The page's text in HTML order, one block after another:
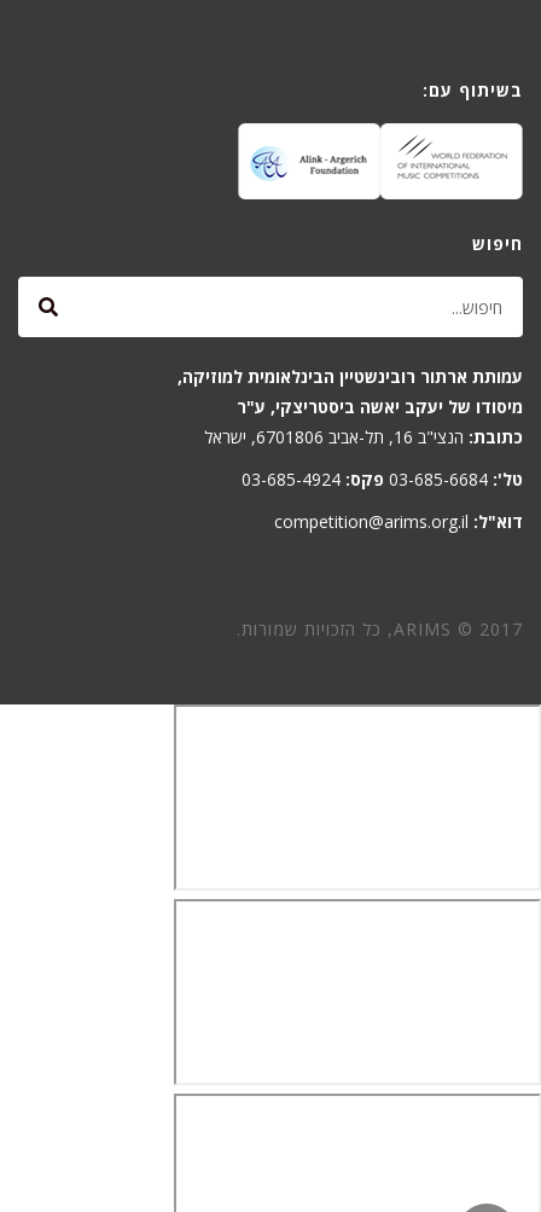
בשיתוף עם:
חיפוש
עמותת ארתור רובינשטיין הבינלאומית למוזיקה,
מיסודו של יעקב יאשה ביסטריצקי, ע"ר
כתובת: הנצי"ב 16, תל-אביב 6701806, ישראל
טל': 03-685-6684 פקס: 03-685-4924
דוא"ל: competition@arims.org.il
ARIMS © 2017, כל הזכויות שמורות.